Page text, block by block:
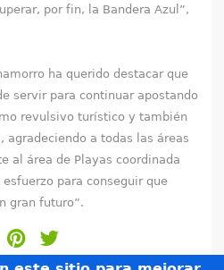
por fin, la Bandera Azul”,
ha querido destacar que
servir para continuar apostando
revulsivo turístico y también
agradeciendo a todas las áreas
al área de Playas coordinada
esfuerzo para conseguir que
gran futuro”.